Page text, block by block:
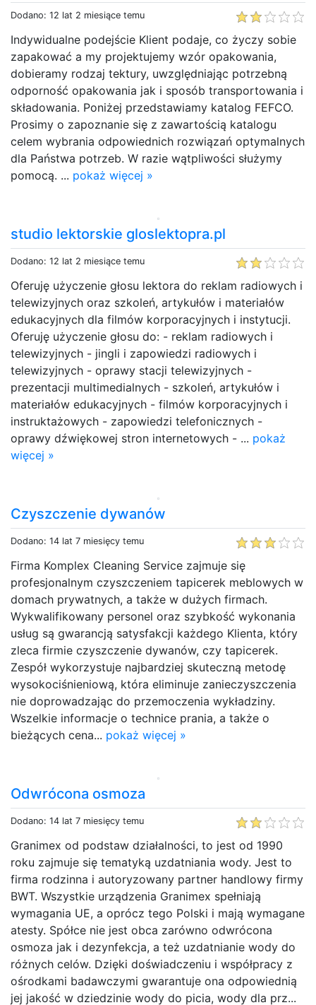
Dodano: 12 lat 2 miesiące temu
Indywidualne podejście Klient podaje, co życzy sobie
zapakować a my projektujemy wzór opakowania,
dobieramy rodzaj tektury, uwzględniając potrzebną
odporność opakowania jak i sposób transportowania i
składowania. Poniżej przedstawiamy katalog FEFCO.
Prosimy o zapoznanie się z zawartością katalogu
celem wybrania odpowiednich rozwiązań optymalnych
dla Państwa potrzeb. W razie wątpliwości służymy
pomocą. ... pokaż więcej »
studio lektorskie gloslektopra.pl
Dodano: 12 lat 2 miesiące temu
Oferuję użyczenie głosu lektora do reklam radiowych i
telewizyjnych oraz szkoleń, artykułów i materiałów
edukacyjnych dla filmów korporacyjnych i instytucji.
Oferuję użyczenie głosu do: - reklam radiowych i
telewizyjnych - jingli i zapowiedzi radiowych i
telewizyjnych - oprawy stacji telewizyjnych -
prezentacji multimedialnych - szkoleń, artykułów i
materiałów edukacyjnych - filmów korporacyjnych i
instruktażowych - zapowiedzi telefonicznych -
oprawy dźwiękowej stron internetowych - ... pokaż
więcej »
Czyszczenie dywanów
Dodano: 14 lat 7 miesięcy temu
Firma Komplex Cleaning Service zajmuje się
profesjonalnym czyszczeniem tapicerek meblowych w
domach prywatnych, a także w dużych firmach.
Wykwalifikowany personel oraz szybkość wykonania
usług są gwarancją satysfakcji każdego Klienta, który
zleca firmie czyszczenie dywanów, czy tapicerek.
Zespół wykorzystuje najbardziej skuteczną metodę
wysokociśnieniową, która eliminuje zanieczyszczenia
nie doprowadzając do przemoczenia wykładziny.
Wszelkie informacje o technice prania, a także o
bieżących cena... pokaż więcej »
Odwrócona osmoza
Dodano: 14 lat 7 miesięcy temu
Granimex od podstaw działalności, to jest od 1990
roku zajmuje się tematyką uzdatniania wody. Jest to
firma rodzinna i autoryzowany partner handlowy firmy
BWT. Wszystkie urządzenia Granimex spełniają
wymagania UE, a oprócz tego Polski i mają wymagane
atesty. Spółce nie jest obca zarówno odwrócona
osmoza jak i dezynfekcja, a też uzdatnianie wody do
różnych celów. Dzięki doświadczeniu i współpracy z
ośrodkami badawczymi gwarantuje ona odpowiednią
jej jakość w dziedzinie wody do picia, wody dla prz...